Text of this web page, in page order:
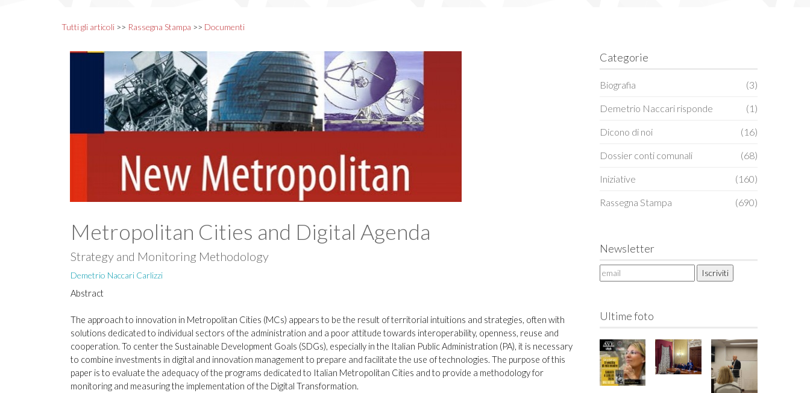
Tutti gli articoli >> Rassegna Stampa >> Documenti
Metropolitan Cities and Digital Agenda
Strategy and Monitoring Methodology
Demetrio Naccari Carlizzi
Abstract
The approach to innovation in Metropolitan Cities (MCs) appears to be the result of territorial intuitions and strategies, often with
solutions dedicated to individual sectors of the administration and a poor attitude towards interoperability, openness, reuse and
cooperation. To center the Sustainable Development Goals (SDGs), especially in the Italian Public Administration (PA), it is necessary
to combine investments in digital and innovation management to prepare and facilitate the use of technologies. The purpose of this
paper is to evaluate the adequacy of the programs dedicated to Italian Metropolitan Cities and to provide a methodology for
monitoring and measuring the implementation of the Digital Transformation.
Categorie
Biografia (3)
Demetrio Naccari risponde (1)
Dicono di noi (16)
Dossier conti comunali (68)
Iniziative (160)
Rassegna Stampa (690)
Newsletter
Ultime foto